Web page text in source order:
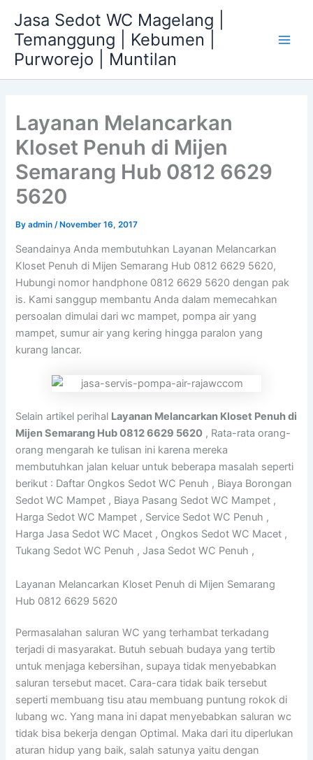
content
Jasa Sedot WC Magelang |
Temanggung | Kebumen |
Purworejo | Muntilan
Layanan Melancarkan
Kloset Penuh di Mijen
Semarang Hub 0812 6629
5620
Byadmin/ November 16, 2017
Seandainya Anda membutuhkan Layanan Melancarkan
Kloset Penuh di Mijen Semarang Hub 0812 6629 5620,
Hubungi nomor handphone 0812 6629 5620 dengan pak
is. Kami sanggup membantu Anda dalam memecahkan
persoalan dimulai dari wc mampet, pompa air yang
mampet, sumur air yang kering hingga paralon yang
kurang lancar.
Selain artikel perihal Layanan Melancarkan Kloset Penuh di
Mijen Semarang Hub 0812 6629 5620 , Rata-rata orang-
orang mengarah ke tulisan ini karena mereka
membutuhkan jalan keluar untuk beberapa masalah seperti
berikut : Daftar Ongkos Sedot WC Penuh , Biaya Borongan
Sedot WC Mampet , Biaya Pasang Sedot WC Mampet ,
Harga Sedot WC Mampet , Service Sedot WC Penuh ,
Harga Jasa Sedot WC Macet , Ongkos Sedot WC Macet ,
Tukang Sedot WC Penuh , Jasa Sedot WC Penuh ,
Layanan Melancarkan Kloset Penuh di Mijen Semarang
Hub 0812 6629 5620
Permasalahan saluran WC yang terhambat terkadang
terjadi di masyarakat. Butuh sebuah budaya yang tertib
untuk menjaga kebersihan, supaya tidak menyebabkan
saluran tersebut macet. Cara-cara tidak baik tersebut
seperti membuang tisu atau membuang puntung rokok di
lubang wc. Yang mana ini dapat menyebabkan saluran wc
tidak bisa bekerja dengan Optimal. Maka dari itu diperlukan
aturan hidup yang baik, salah satunya yaitu dengan